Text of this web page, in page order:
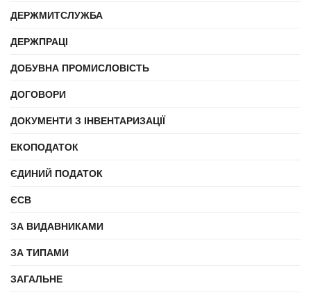
ДЕРЖМИТСЛУЖБА
ДЕРЖПРАЦІ
ДОБУВНА ПРОМИСЛОВІСТЬ
ДОГОВОРИ
ДОКУМЕНТИ З ІНВЕНТАРИЗАЦІЇ
ЕКОПОДАТОК
ЄДИНИЙ ПОДАТОК
ЄСВ
ЗА ВИДАВНИКАМИ
ЗА ТИПАМИ
ЗАГАЛЬНЕ